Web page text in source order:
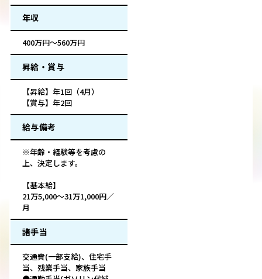
年収
400万円～560万円
昇給・賞与
【昇給】年1回（4月）
【賞与】年2回
給与備考
※年齢・経験等を考慮の
上、決定します。
【基本給】
21万5,000～31万1,000円／
月
諸手当
交通費(一部支給)、住宅手
当、残業手当、家族手当